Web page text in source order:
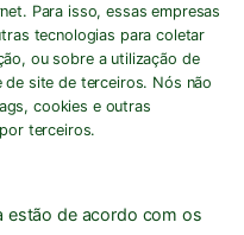
Para isso, essas empresas
tecnologias para coletar
ou sobre a utilização de
site de terceiros. Nós não
cookies e outras
terceiros.
estão de acordo com os